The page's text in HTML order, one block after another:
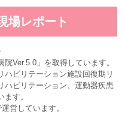
場レポート
Ver.5.0」を取得しています。
ビリテーション施設回復期リ
ハビリテーション、運動器疾患
す。
営しています。